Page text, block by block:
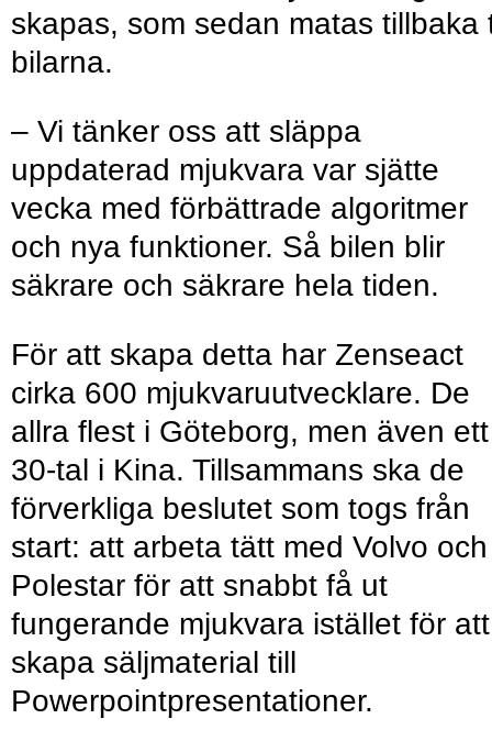
skapas, som sedan matas tillbaka
bilarna.
– Vi tänker oss att släppa
uppdaterad mjukvara var sjätte
vecka med förbättrade algoritmer
och nya funktioner. Så bilen blir
säkrare och säkrare hela tiden.
För att skapa detta har Zenseact
cirka 600 mjukvaruutvecklare. De
allra flest i Göteborg, men även ett
30-tal i Kina. Tillsammans ska de
förverkliga beslutet som togs från
start: att arbeta tätt med Volvo och
Polestar för att snabbt få ut
fungerande mjukvara istället för att
skapa säljmaterial till
Powerpointpresentationer.